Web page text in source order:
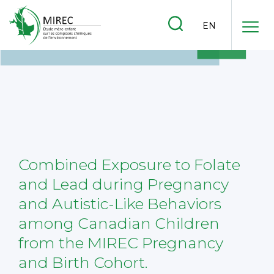
...
EN
Combined Exposure to Folate
and Lead during Pregnancy
and Autistic-Like Behaviors
among Canadian Children
from the MIREC Pregnancy
and Birth Cohort.